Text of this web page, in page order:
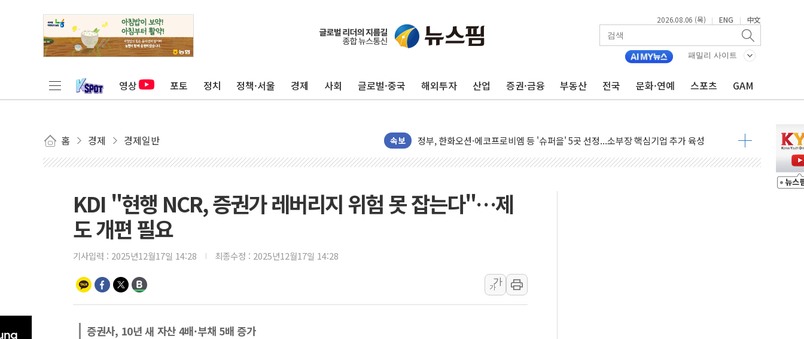
2026.08.06 (목) | ENG | 中文
패밀리 사이트
영상 포토 정치 정책·서울 경제 사회 글로벌·중국 해외투자 산업 증권·금융 부동산 전국 문화·연예 스포츠 GAM
홈 경제 경제일반 속보
[AI 카드뉴스] 어린이집·유치원 비상! 수족구병이 다시 유행합니다.
운수업·기업활동 '원스톱'으로...데이터처, 기업 3만1000곳 경제통계조사
공정위 "국고채 PD 15곳, 관행 아닌 담합…76조2000억 입찰 영향"
중소기업 기술자료 중국 계열사에 넘긴 세라젬…공정위 과징금 4억3200만원
국표원, 해외직구 물놀이기구·유아용품 등 94개 제품 안전기준 '부적합'
쉐이크쉑, 남양주 현대아울렛에 '다산점' 열어
정부혁신 우수사례 세계에 알린다…식약처 AI 심사·소방청 119안심콜 영문 영상 제작
부모가 정부24에서 자녀 출입국증명서 발급…7일부터 온라인 대리 신청 가능
펄어비스, 붉은사막 영상 콘테스트 '비욘드 디 어비스' 수상작 발표
현대리바트, '2026 코리아빌드위크' 참가…리모델링 상담 제공
KDI "현행 NCR, 증권가 레버리지 위험 못 잡는다"…제
도 개편 필요
기사입력 : 2025년12월17일 14:28 최종수정 : 2025년12월17일 14:28
가
가
증권사, 10년 새 자산 4배·부채 5배 증가